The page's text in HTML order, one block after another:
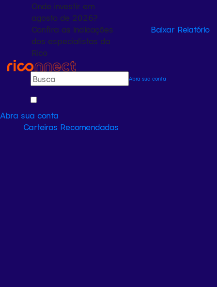
Onde investir em
agosto de 2026?
Confira as indicações
dos especialistas da
Rico
Baixar Relatório
Abra sua conta
Abra sua conta
Carteiras Recomendadas